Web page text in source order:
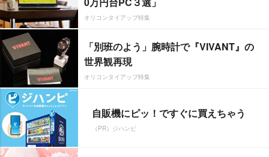
オリコンタイアップ特集
「別班のよう」腕時計で『VIVANT』の
世界観再現
オリコンタイアップ特集
自販機にピッ！ですぐに買えちゃう
（PR）ジハンピ